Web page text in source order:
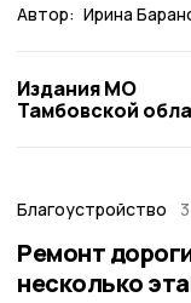
Автор: Ирина
Издания МО
Тамбовской
Благоустройство
Ремонт
несколько